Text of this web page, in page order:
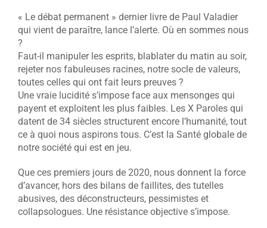
« Le débat permanent » dernier livre de Paul Valadier
qui vient de paraître, lance l’alerte. Où en sommes nous
?
Faut-il manipuler les esprits, blablater du matin au soir,
rejeter nos fabuleuses racines, notre socle de valeurs,
toutes celles qui ont fait leurs preuves ?
Une vraie lucidité s’impose face aux mensonges qui
payent et exploitent les plus faibles. Les X Paroles qui
datent de 34 siècles structurent encore l’humanité, tout
ce à quoi nous aspirons tous. C’est la Santé globale de
notre société qui est en jeu.
Que ces premiers jours de 2020, nous donnent la force
d’avancer, hors des bilans de faillites, des tutelles
abusives, des déconstructeurs, pessimistes et
collapsologues. Une résistance objective s’impose.